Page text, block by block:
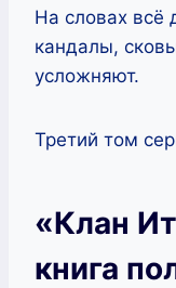
На словах всё
кандалы,
усложняют.
Третий том
«Клан
книга